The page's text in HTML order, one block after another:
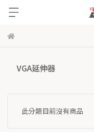
VGA延伸器
此分類目前沒有商品